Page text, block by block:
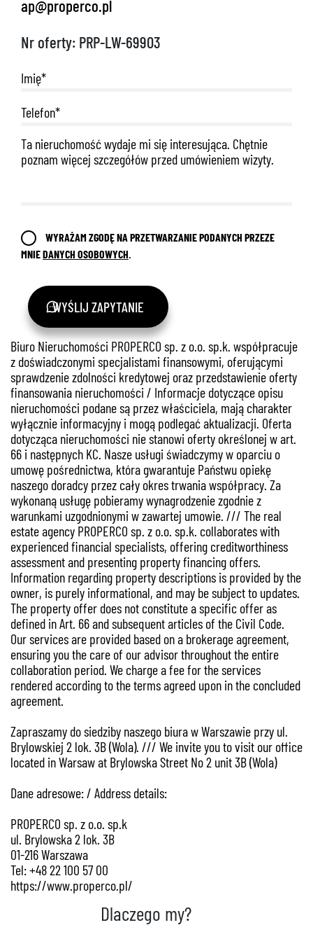
ap@properco.pl
Nr oferty: PRP-LW-69903
WYRAŻAM ZGODĘ NA PRZETWARZANIE PODANYCH PRZEZE
MNIEDANYCH OSOBOWYCH.
WYŚLIJ ZAPYTANIE
Biuro Nieruchomości PROPERCO sp. z o.o. sp.k. współpracuje
z doświadczonymi specjalistami finansowymi, oferującymi
sprawdzenie zdolności kredytowej oraz przedstawienie oferty
finansowania nieruchomości / Informacje dotyczące opisu
nieruchomości podane są przez właściciela, mają charakter
wyłącznie informacyjny i mogą podlegać aktualizacji. Oferta
dotycząca nieruchomości nie stanowi oferty określonej w art.
66 i następnych KC. Nasze usługi świadczymy w oparciu o
umowę pośrednictwa, która gwarantuje Państwu opiekę
naszego doradcy przez cały okres trwania współpracy. Za
wykonaną usługę pobieramy wynagrodzenie zgodnie z
warunkami uzgodnionymi w zawartej umowie. /// The real
estate agency PROPERCO sp. z o.o. sp.k. collaborates with
experienced financial specialists, offering creditworthiness
assessment and presenting property financing offers.
Information regarding property descriptions is provided by the
owner, is purely informational, and may be subject to updates.
The property offer does not constitute a specific offer as
defined in Art. 66 and subsequent articles of the Civil Code.
Our services are provided based on a brokerage agreement,
ensuring you the care of our advisor throughout the entire
collaboration period. We charge a fee for the services
rendered according to the terms agreed upon in the concluded
agreement.
Zapraszamy do siedziby naszego biura w Warszawie przy ul.
Brylowskiej 2 lok. 3B (Wola). /// We invite you to visit our office
located in Warsaw at Brylowska Street No 2 unit 3B (Wola)
Dane adresowe: / Address details:
PROPERCO sp. z o.o. sp.k
ul. Brylowska 2 lok. 3B
01-216 Warszawa
Tel: +48 22 100 57 00
https://www.properco.pl/
Dlaczego my?
888 889 661